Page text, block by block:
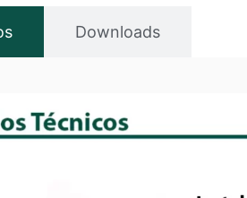
Downloads